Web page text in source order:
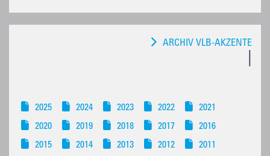
ARCHIV VLB-AKZENTE
2025 2024 2023 2022
2021
2020
2019 2018 2017
2016
2015
2014 2013 2012
2011